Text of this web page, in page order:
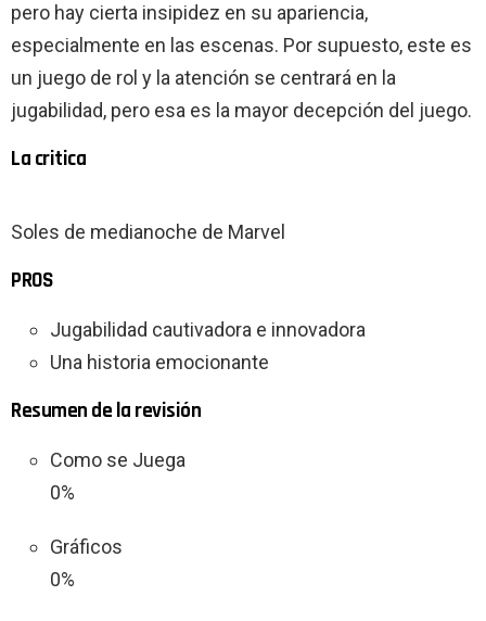
pero hay cierta insipidez en su apariencia,
especialmente en las escenas. Por supuesto, este es
un juego de rol y la atención se centrará en la
jugabilidad, pero esa es la mayor decepción del juego.
La critica
Soles de medianoche de Marvel
PROS
Jugabilidad cautivadora e innovadora
Una historia emocionante
Resumen de la revisión
Como se Juega
0%
Gráficos
0%